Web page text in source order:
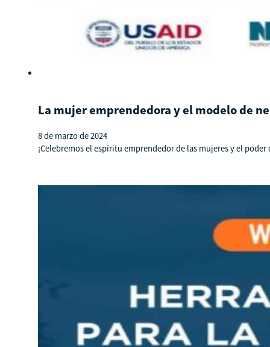
La mujer emprendedora y el modelo de
8 de marzo de 2024
¡Celebremos el espíritu emprendedor de las mujeres y el